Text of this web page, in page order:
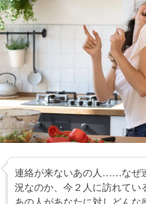
連絡が来ないあの人……なぜ
況なのか、今２人に訪れてい